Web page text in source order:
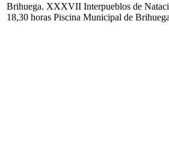
Brihuega. XXXVII Interpueblos de
18,30 horas Piscina Municipal de Brihuega